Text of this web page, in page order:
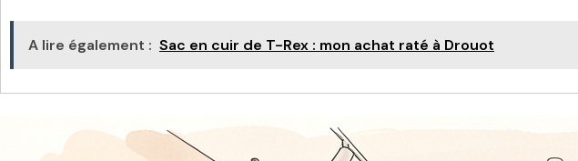
A lire également : Sac en cuir de T-Rex : mon achat raté à Drouot